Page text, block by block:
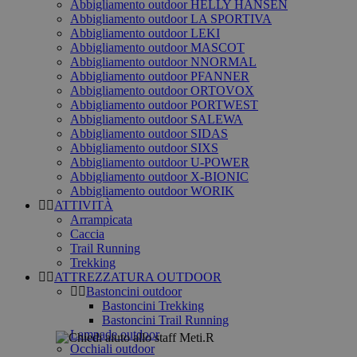
Abbigliamento outdoor HELLY HANSEN
Abbigliamento outdoor LA SPORTIVA
Abbigliamento outdoor LEKI
Abbigliamento outdoor MASCOT
Abbigliamento outdoor NNORMAL
Abbigliamento outdoor PFANNER
Abbigliamento outdoor ORTOVOX
Abbigliamento outdoor PORTWEST
Abbigliamento outdoor SALEWA
Abbigliamento outdoor SIDAS
Abbigliamento outdoor SIXS
Abbigliamento outdoor U-POWER
Abbigliamento outdoor X-BIONIC
Abbigliamento outdoor WORIK
ATTIVITÀ
Arrampicata
Caccia
Trail Running
Trekking
ATTREZZATURA OUTDOOR
Bastoncini outdoor
Bastoncini Trekking
Bastoncini Trail Running
Lampade outdoor
Occhiali outdoor